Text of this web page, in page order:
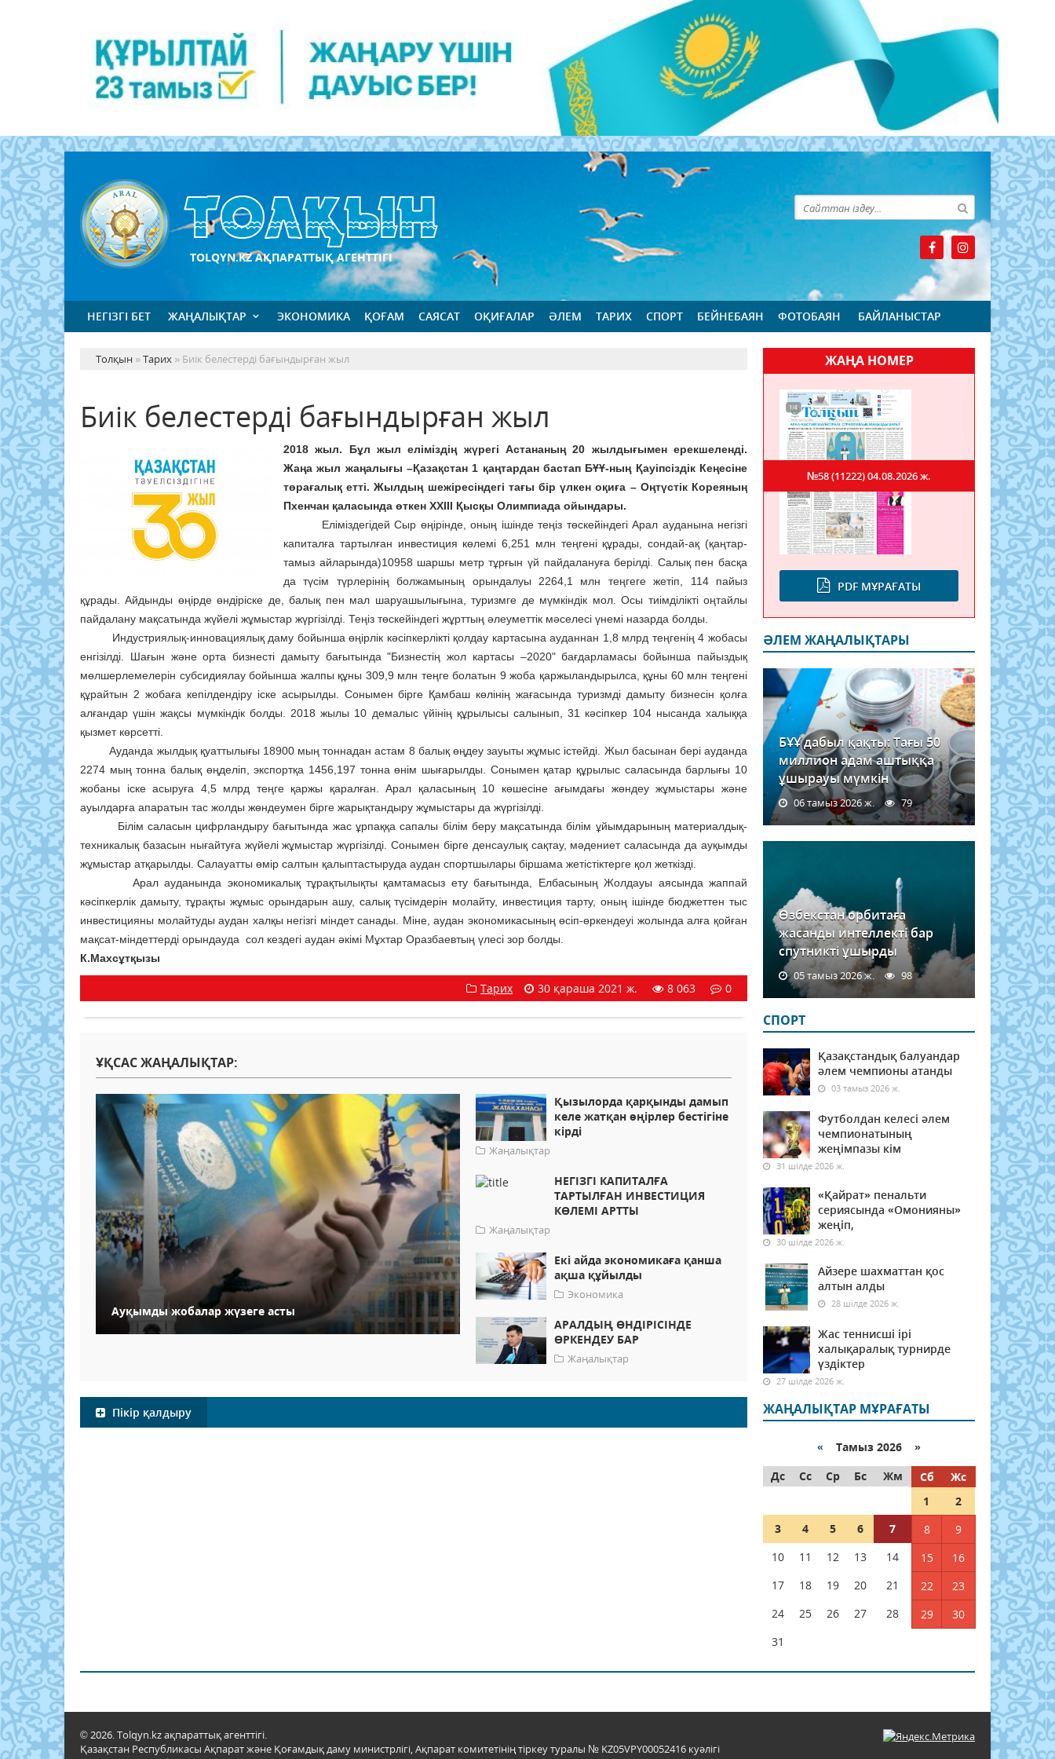
TOLQYN.KZ АҚПАРАТТЫҚ АГЕНТТІГІ
НЕГІЗГІ БЕТ ЖАҢАЛЫҚТАР ЭКОНОМИКА ҚОҒАМ САЯСАТ ОҚИҒАЛАР ӘЛЕМ ТАРИХ СПОРТ БЕЙНЕБАЯН ФОТОБАЯН БАЙЛАНЫСТАР
Толқын »Тарих » Биік белестерді бағындырған жыл
Биік белестерді бағындырған жыл
2018 жыл. Бұл жыл еліміздің жүрегі Астананың 20 жылдығымен ерекшеленді.
Жаңа жыл жаңалығы –Қазақстан 1 қаңтардан бастап БҰҰ-ның Қауіпсіздік Кеңесіне
төрағалық етті. Жылдың шежіресіндегі тағы бір үлкен оқиға – Оңтүстік Кореяның
Пхенчан қаласында өткен ХХІІІ Қысқы Олимпиада ойындары.
Еліміздегідей Сыр өңірінде, оның ішінде теңіз төскейіндегі Арал ауданына негізгі
капиталға тартылған инвестиция көлемі 6,251 млн теңгені құрады, сондай-ақ (қаңтар-
тамыз айларында)10958 шаршы метр тұрғын үй пайдалануға берілді. Салық пен басқа
да түсім түрлерінің болжамының орындалуы 2264,1 млн теңгеге жетіп, 114 пайыз
құрады. Айдынды өңірде өндіріске де, балық пен мал шаруашылығына, туризмге де мүмкіндік мол. Осы тиімділікті оңтайлы
пайдалану мақсатында жүйелі жұмыстар жүргізілді. Теңіз төскейіндегі жұрттың әлеуметтік мәселесі үнемі назарда болды.
Индустриялық-инновациялық даму бойынша өңірлік кәсіпкерлікті қолдау картасына ауданнан 1,8 млрд теңгенің 4 жобасы
енгізілді. Шағын және орта бизнесті дамыту бағытында "Бизнестің жол картасы –2020" бағдарламасы бойынша пайыздық
мөлшерлемелерін субсидиялау бойынша жалпы құны 309,9 млн теңге болатын 9 жоба қаржыландырылса, құны 60 млн теңгені
құрайтын 2 жобаға кепілдендіру іске асырылды. Сонымен бірге Қамбаш көлінің жағасында туризмді дамыту бизнесін қолға
алғандар үшін жақсы мүмкіндік болды. 2018 жылы 10 демалыс үйінің құрылысы салынып, 31 кәсіпкер 104 нысанда халыққа
қызмет көрсетті.
Ауданда жылдық қуаттылығы 18900 мың тоннадан астам 8 балық өңдеу зауыты жұмыс істейді. Жыл басынан бері ауданда
2274 мың тонна балық өңделіп, экспортқа 1456,197 тонна өнім шығарылды. Сонымен қатар құрылыс саласында барлығы 10
жобаны іске асыруға 4,5 млрд теңге қаржы қаралған. Арал қаласының 10 көшесіне ағымдағы жөндеу жұмыстары және
ауылдарға апаратын тас жолды жөндеумен бірге жарықтандыру жұмыстары да жүргізілді.
Білім саласын цифрландыру бағытында жас ұрпаққа сапалы білім беру мақсатында білім ұйымдарының материалдық-
техникалық базасын нығайтуға жүйелі жұмыстар жүргізілді. Сонымен бірге денсаулық сақтау, мәдениет саласында да ауқымды
жұмыстар атқарылды. Салауатты өмір салтын қалыптастыруда аудан спортшылары біршама жетістіктерге қол жеткізді.
Арал ауданында экономикалық тұрақтылықты қамтамасыз ету бағытында, Елбасының Жолдауы аясында жаппай
кәсіпкерлік дамыту, тұрақты жұмыс орындарын ашу, салық түсімдерін молайту, инвестиция тарту, оның ішінде бюджеттен тыс
инвестицияны молайтуды аудан халқы негізгі міндет санады. Міне, аудан экономикасының өсіп-өркендеуі жолында алға қойған
мақсат-міндеттерді орындауда сол кездегі аудан әкімі Мұхтар Оразбаевтың үлесі зор болды.
К.Махсұтқызы
Тарих 30 қараша 2021 ж. 8 063 0
ҰҚСАС ЖАҢАЛЫҚТАР:
Ауқымды жобалар жүзеге асты
Қызылорда қарқынды дамып
келе жатқан өңірлер бестігіне
кірді
Жаңалықтар
НЕГІЗГІ КАПИТАЛҒА
ТАРТЫЛҒАН ИНВЕСТИЦИЯ
КӨЛЕМІ АРТТЫ
Жаңалықтар
Екі айда экономикаға қанша
ақша құйылды
Экономика
АРАЛДЫҢ ӨНДІРІСІНДЕ
ӨРКЕНДЕУ БАР
Жаңалықтар
Пікір қалдыру
ЖАҢА НОМЕР
PDF МҰРАҒАТЫ
№58 (11222)04.08.2026 ж.
ӘЛЕМ ЖАҢАЛЫҚТАРЫ
БҰҰ дабыл қақты: Тағы 50
миллион адам аштыққа
ұшырауы мүмкін
06 тамыз 2026 ж. 79
Өзбекстан орбитаға
жасанды интеллекті бар
спутникті ұшырды
05 тамыз 2026 ж. 98
СПОРТ
Қазақстандық балуандар
әлем чемпионы атанды
03 тамыз 2026 ж.
Футболдан келесі әлем
чемпионатының
жеңімпазы кім
31 шілде 2026 ж.
«Қайрат» пенальти
сериясында «Омонияны»
жеңіп,
30 шілде 2026 ж.
Айзере шахматтан қос
алтын алды
28 шілде 2026 ж.
Жас теннисші ірі
халықаралық турнирде
үздіктер
27 шілде 2026 ж.
ЖАҢАЛЫҚТАР МҰРАҒАТЫ
« Тамыз 2026 »
Дс
Сс Ср Бс Жм Сб
Жс
1
2
3
4 5 6 7 8
9
10
11 12 13 14 15
16
17
18 19 20 21 22
23
24
25 26 27 28 29
30
31
© 2026. Tolqyn.kz ақпараттық агенттігі.
Қазақстан Республикасы Ақпарат және Қоғамдық даму министрлігі, Ақпарат комитетінің тіркеу туралы № KZ05VPY00052416 куәлігі